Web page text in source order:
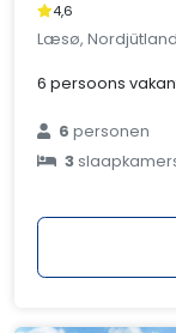
4,6
Læsø,
6 persoons
6personen
3